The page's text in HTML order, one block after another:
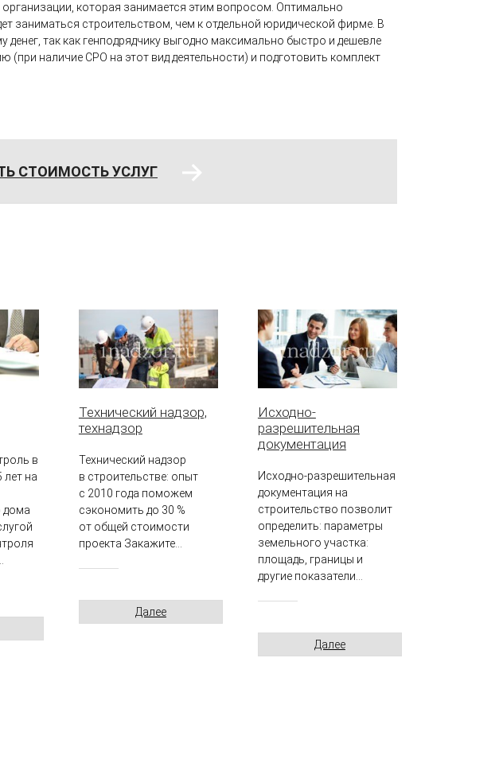
организации, которая занимается этим вопросом. Оптимально
заниматься строительством, чем к отдельной юридической фирме. В
так как генподрядчику выгодно максимально быстро и дешевле
наличие СРО на этот вид деятельности) и подготовить комплект
СТОИМОСТЬ УСЛУГ
в
на
дома
Технический надзор,
технадзор
Технический надзор
в строительстве: опыт
с 2010 года поможем
сэкономить до 30 %
от общей стоимости
проекта Закажите...
Далее
Исходно-
разрешительная
документация
Исходно-разрешительная
документация на
строительство позволит
определить: параметры
земельного участка:
площадь, границы и
другие показатели...
Далее